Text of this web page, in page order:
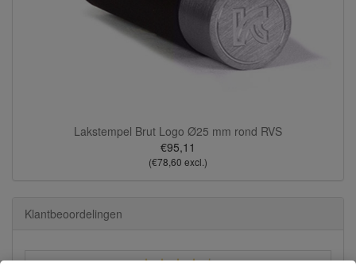
Lakstempel Brut Logo Ø25 mm rond RVS
€95,11
(€78,60 excl.)
Klantbeoordelingen